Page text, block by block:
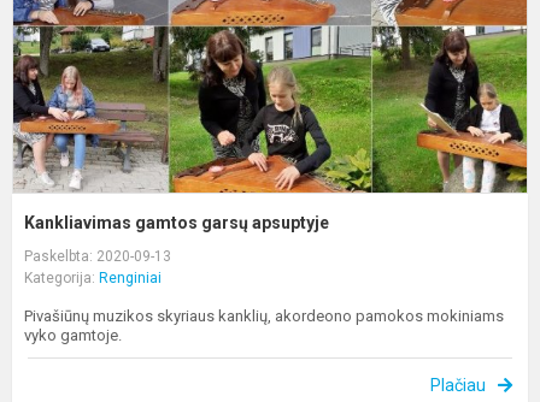
Kankliavimas gamtos garsų apsuptyje
Paskelbta: 2020-09-13
Kategorija: Renginiai
Pivašiūnų muzikos skyriaus kanklių, akordeono pamokos mokiniams
vyko gamtoje.
Plačiau